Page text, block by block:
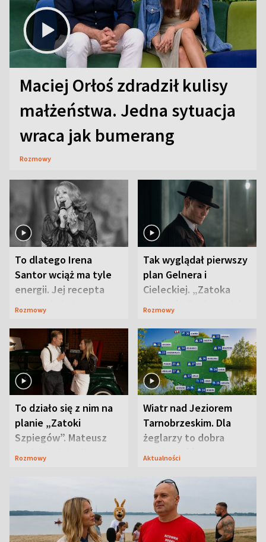
Maciej Orłoś zdradził kulisy
małżeństwa. Jedna sytuacja
wraca jak bumerang
Rozmowy
To dlatego Irena
Santor wciąż ma tyle
energii. Jej recepta
jest zaskakująco
Rozmowy
Tak wyglądał pierwszy
plan Gelnera i
Cieleckiej. „Zatoka
szpiegów” od razu ich
Rozmowy
To działo się z nim na
planie „Zatoki
Szpiegów”. Mateusz
Janicki odsłonił
Rozmowy
Wiatr nad Jeziorem
Tarnobrzeskim. Dla
żeglarzy to dobra
wiadomość
Aktualności